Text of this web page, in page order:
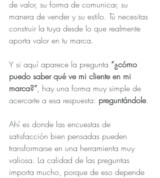
de valor, su forma de comunicar, su
manera de vender y su estilo. Tú necesitas
construir la tuya desde lo que realmente
aporta valor en tu marca.
Y si aquí aparece la pregunta “¿cómo
puedo saber qué ve mi cliente en mi
marca?”, hay una forma muy simple de
acercarte a esa respuesta: preguntándole.
Ahí es donde las encuestas de
satisfacción bien pensadas pueden
transformarse en una herramienta muy
valiosa. La calidad de las preguntas
importa mucho, porque de eso depende